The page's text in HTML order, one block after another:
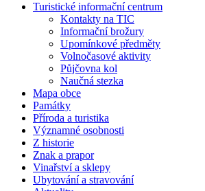
Turistické informační centrum
Kontakty na TIC
Informační brožury
Upomínkové předměty
Volnočasové aktivity
Půjčovna kol
Naučná stezka
Mapa obce
Památky
Příroda a turistika
Významné osobnosti
Z historie
Znak a prapor
Vinařství a sklepy
Ubytování a stravování